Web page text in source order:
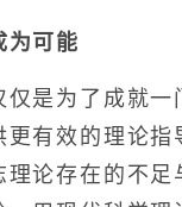
为可能
为了成就一
有效的理论
论存在的不